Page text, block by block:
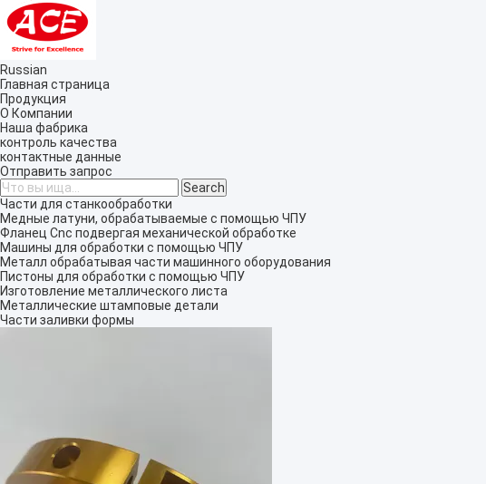
Russian
Главная страница
Продукция
О Компании
Наша фабрика
контроль качества
контактные данные
Отправить запрос
Части для станкообработки
Медные латуни, обрабатываемые с помощью ЧПУ
Фланец Cnc подвергая механической обработке
Машины для обработки с помощью ЧПУ
Металл обрабатывая части машинного оборудования
Пистоны для обработки с помощью ЧПУ
Изготовление металлического листа
Металлические штамповые детали
Части заливки формы